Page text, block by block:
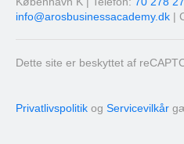
info@arosbusinessacademy.dk |
Dette site er beskyttet af
Privatlivspolitik og Servicevilkår